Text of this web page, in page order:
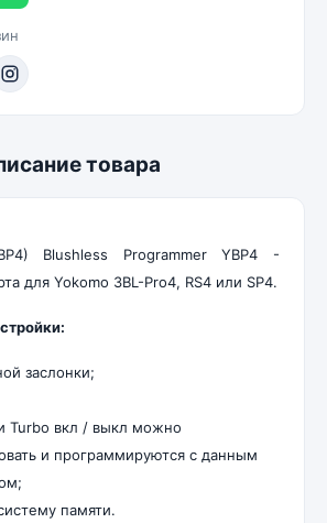
товара
Blushless Programmer YBP4 -
для Yokomo 3BL-Pro4, RS4 или SP4.
заслонки;
Turbo вкл / выкл можно
и программируются с данным
памяти.